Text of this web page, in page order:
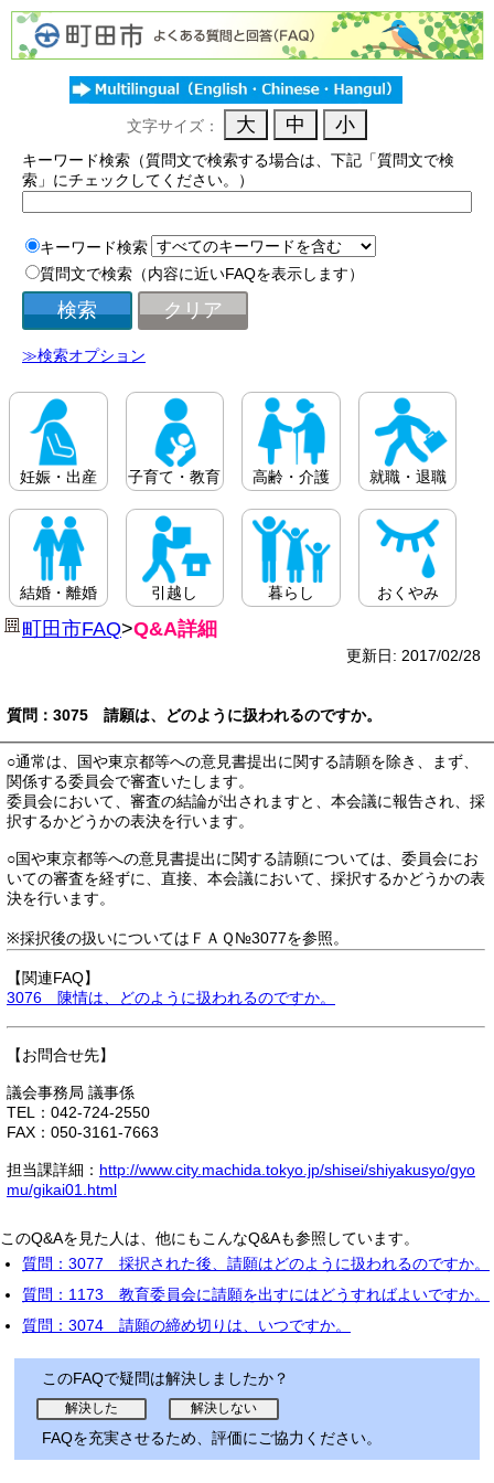
文字サイズ：
キーワード検索（質問文で検索する場合は、下記「質問文で検
索」にチェックしてください。）
キーワード検索
質問文で検索（内容に近いFAQを表示します）
≫検索オプション
妊娠・出産 子育て・教育 高齢・介護 就職・退職
結婚・離婚 引越し 暮らし おくやみ
町田市FAQ>Q&A詳細
更新日: 2017/02/28
質問：3075 請願は、どのように扱われるのですか。
○通常は、国や東京都等への意見書提出に関する請願を除き、まず、
関係する委員会で審査いたします。
委員会において、審査の結論が出されますと、本会議に報告され、採
択するかどうかの表決を行います。
○国や東京都等への意見書提出に関する請願については、委員会にお
いての審査を経ずに、直接、本会議において、採択するかどうかの表
決を行います。
※採択後の扱いについてはＦＡＱ№3077を参照。
【関連FAQ】
3076 陳情は、どのように扱われるのですか。
【お問合せ先】
議会事務局 議事係
TEL：042-724-2550
FAX：050-3161-7663
担当課詳細： http://www.city.machida.tokyo.jp/shisei/shiyakusyo/gyo
mu/gikai01.html
このQ&Aを見た人は、他にもこんなQ&Aも参照しています。
質問：3077 採択された後、請願はどのように扱われるのですか。
質問：1173 教育委員会に請願を出すにはどうすればよいですか。
質問：3074 請願の締め切りは、いつですか。
このFAQで疑問は解決しましたか？
FAQを充実させるため、評価にご協力ください。